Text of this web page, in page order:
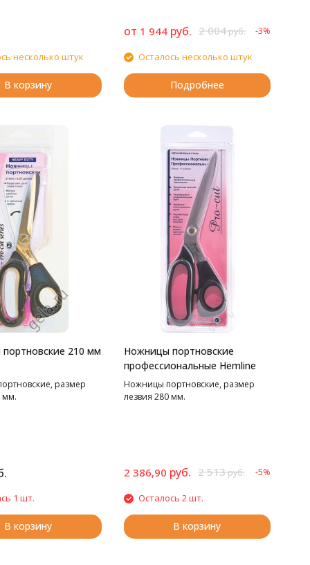
несколько штук
В корзину
от 1 944 руб. 2 004руб. -3%
Осталось несколько штук
Подробнее
210 мм
размер
мм.
1 шт.
В корзину
Ножницы портновские
профессиональные Hemline
Ножницы портновские, размер
лезвия 280 мм.
2 386,90 руб. 2 513руб. -5%
Осталось 2 шт.
В корзину